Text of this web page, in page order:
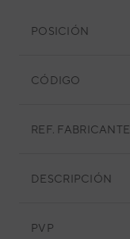
POSICIÓN
CÓDIGO
REF. FABRICANTE
DESCRIPCIÓN
PVP